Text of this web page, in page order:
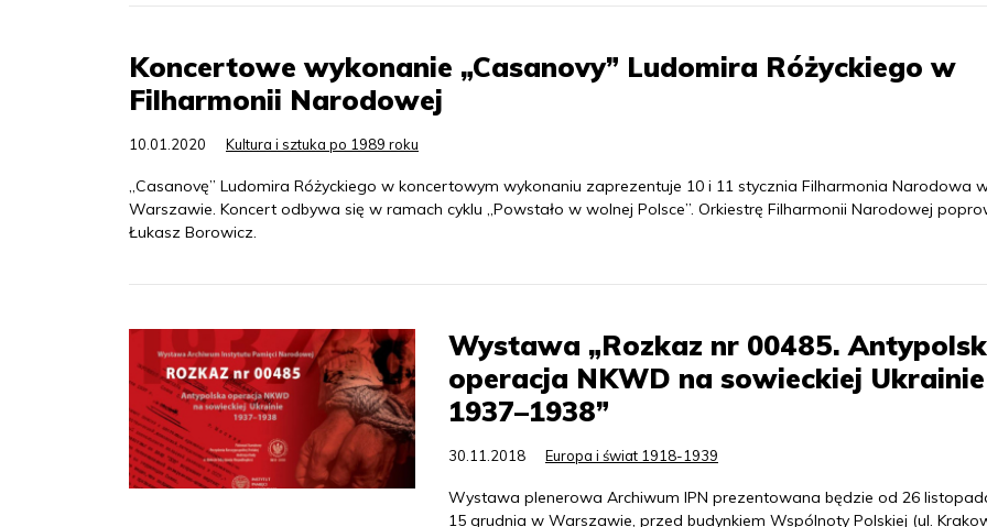
Koncertowe wykonanie „Casanovy” Ludomira Różyckiego w
Filharmonii Narodowej
10.01.2020 Kultura i sztuka po 1989 roku
„Casanovę” Ludomira Różyckiego w koncertowym wykonaniu zaprezentuje 10 i 11 stycznia Filharmonia Narodowa
Warszawie. Koncert odbywa się w ramach cyklu „Powstało w wolnej Polsce”. Orkiestrę Filharmonii Narodowej
Łukasz Borowicz.
Wystawa „Rozkaz nr 00485.
operacja NKWD na sowieckiej Ukrainie
1937–1938”
30.11.2018 Europa i świat 1918-1939
Wystawa plenerowa Archiwum IPN prezentowana będzie od 26
15 grudnia w Warszawie, przed budynkiem Wspólnoty Polskiej (ul.